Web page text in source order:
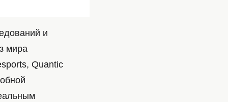
и
мира
Quantic